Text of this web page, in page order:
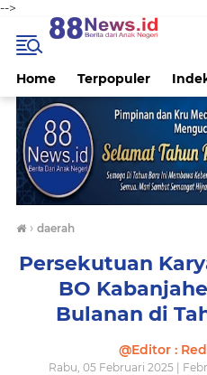
-->
Home Terpopuler
› daerah
Persekutuan
BO
Bulanan di
@Editor :
Rabu, 05 Februari 2025 |